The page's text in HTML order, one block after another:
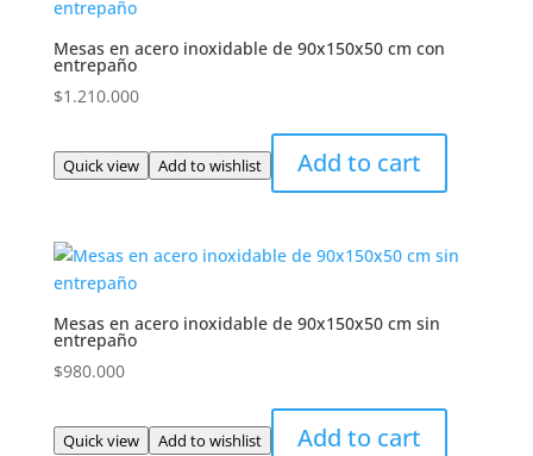
Mesas en acero inoxidable de 90x150x50 cm con
entrepaño
$1.210.000
Quick view Add to wishlist Add to cart
Mesas en acero inoxidable de 90x150x50 cm sin
entrepaño
$980.000
Quick view Add to wishlist Add to cart